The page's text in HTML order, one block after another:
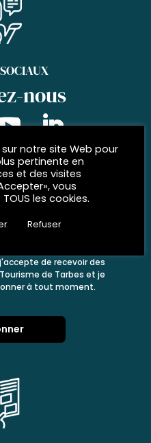
nous
VOUS À
de recevoir des
de Tarbes et je
à tout moment.
notre site Web pour
pertinente en
et des visites
vous
les cookies.
Refuser